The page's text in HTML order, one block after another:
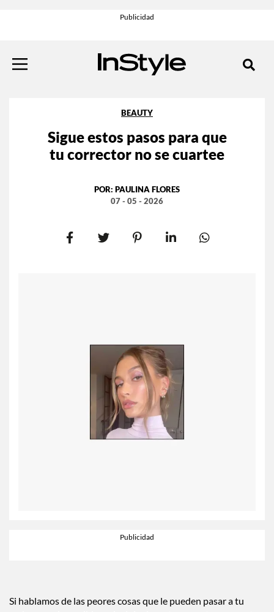
BEAUTY
Sigue estos pasos para que
tu corrector no se cuartee
POR: PAULINA FLORES
07 - 05 - 2026
Si hablamos de las peores cosas que le pueden pasar a tu